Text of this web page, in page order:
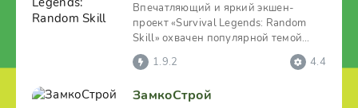
Впечатляющий и яркий экшен-
проект «Survival Legends: Random
Skill» охвачен популярной темой
выживания. Игра отличается
1.9.2 4.4
ЗамкоСтрой